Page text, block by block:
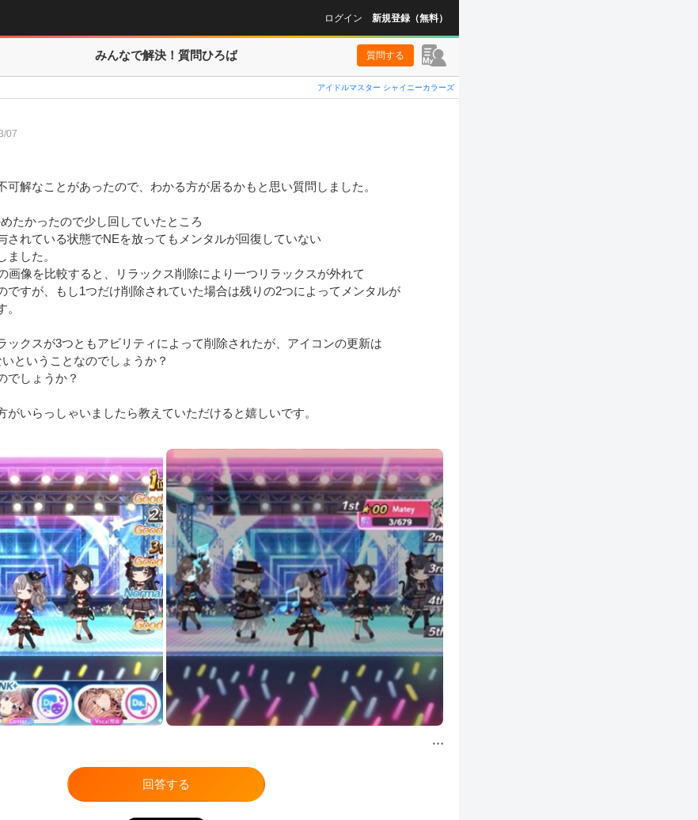
ログイン 新規登録（無料）
みんなで解決！ 質問ひろば 質問する
アイドルマスター シャイニーカラーズ
07
可解なことがあったので、わかる方が居るかもと思い質問しました。
たかったので少し回していたところ
されている状態でNEを放ってもメンタルが回復していない
ました。
画像を比較すると、リラックス削除により一つリラックスが外れて
ですが、もし1つだけ削除されていた場合は残りの2つによってメンタルが
ックスが3つともアビリティによって削除されたが、アイコンの更新は
ということなのでしょうか？
でしょうか？
がいらっしゃいましたら教えていただけると嬉しいです。
回答する